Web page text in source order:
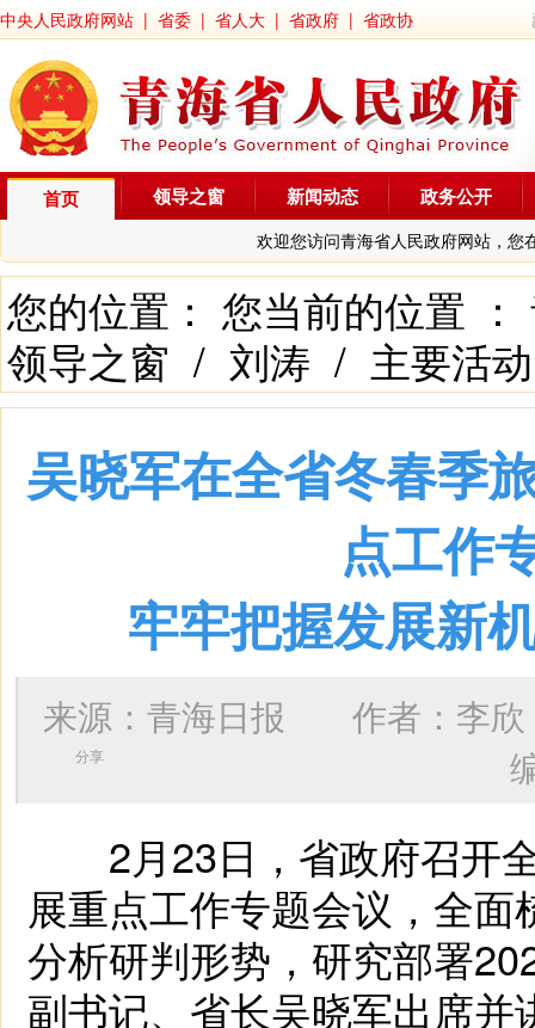
中央人民政府网站 | 省委 | 省人大 | 省政府 | 省政协
首页
欢迎您访问青海省人民政府网站，您
领导之窗 新闻动态 政务公开
您的位置： 您当前的位置 ：
领导之窗 / 刘涛 / 主要活动
吴晓军在全省冬春季
点工作
牢牢把握发展新
来源：青海日报 作者： 李
分享
2月23日，省政府召开全
展重点工作专题会议，全
分析研判形势，研究部署
副书记、省长吴晓军出席